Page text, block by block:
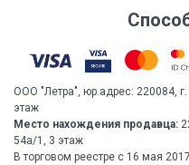
ООО "Летра", юр.адрес: 220084,
этаж
Место нахождения продавца:
54а/1, 3 этаж
В торговом реестре с 16 мая